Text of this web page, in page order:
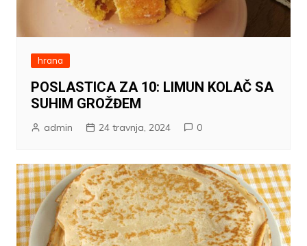
hrana
POSLASTICA ZA 10: LIMUN KOLAČ SA
SUHIM GROŽĐEM
admin 24 travnja, 2024 0